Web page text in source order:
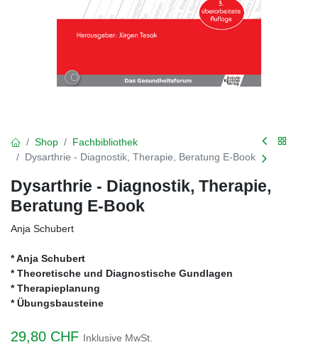
Shop
Fachbibliothek
Dysarthrie - Diagnostik, Therapie, Beratung E-Book
Dysarthrie - Diagnostik, Therapie,
Beratung E-Book
Anja Schubert
* Anja Schubert
* Theoretische und Diagnostische Gundlagen
* Therapieplanung
* Übungsbausteine
29,80 CHF Inklusive MwSt.